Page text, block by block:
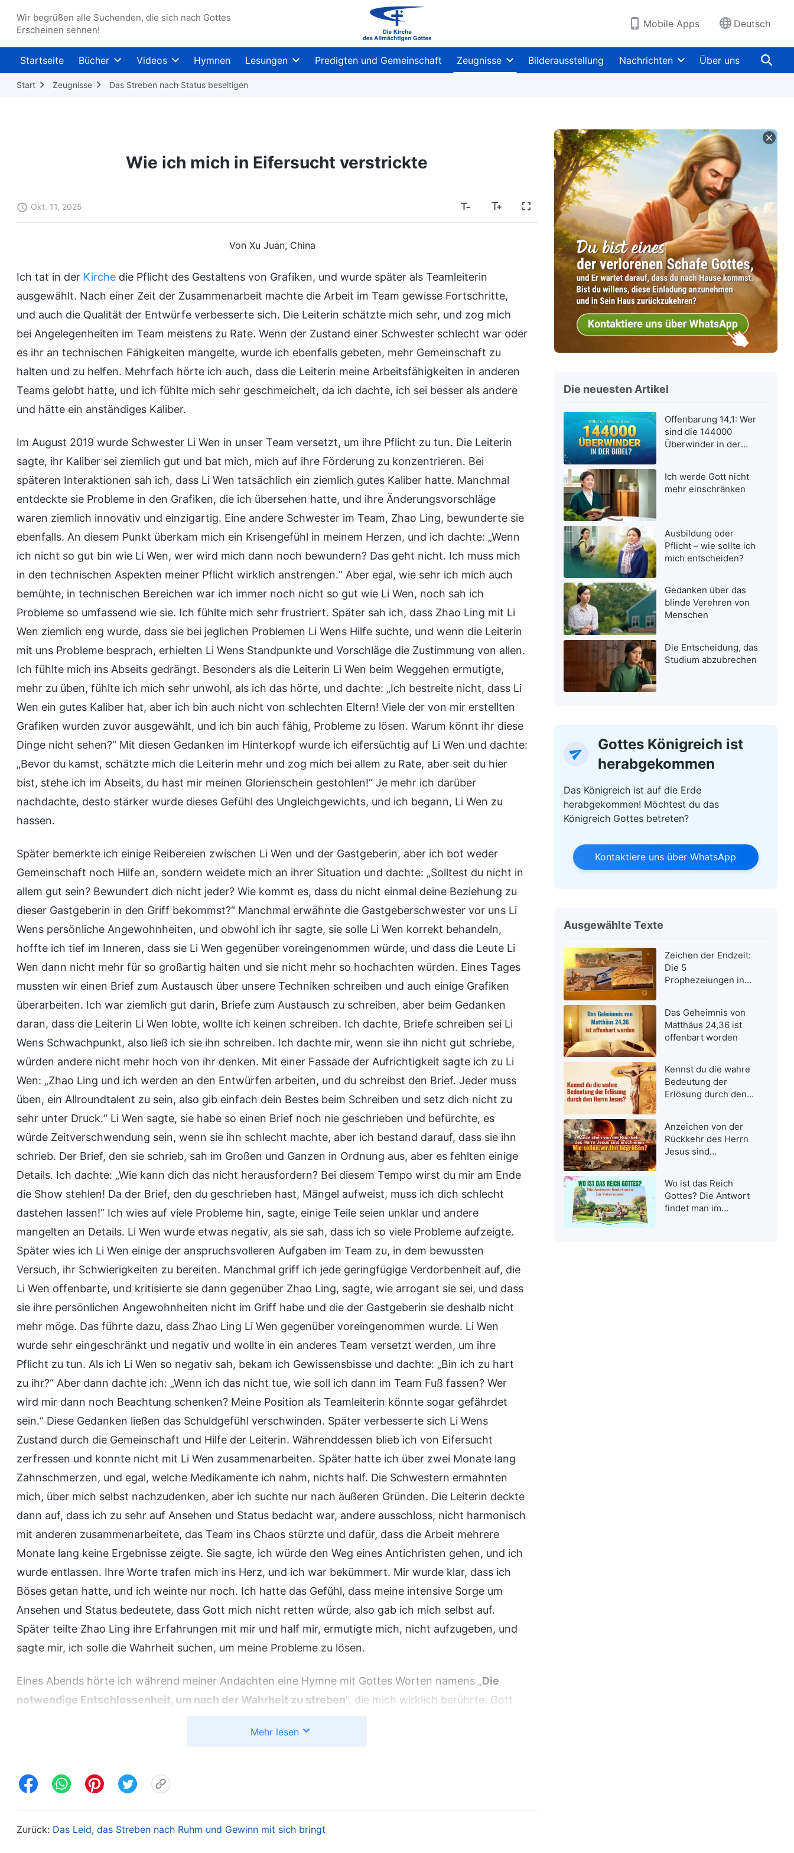
Wir begrüßen alle Suchenden, die sich nach Gottes
Erscheinen sehnen!
Mobile Apps Deutsch
Startseite Bücher Videos Hymnen Lesungen Predigten und Gemeinschaft Zeugnisse Bilderausstellung Nachrichten Über uns
Start Zeugnisse Das Streben nach Status beseitigen
Wie ich mich in Eifersucht verstrickte
Okt. 11, 2025
Von Xu Juan, China
Ich tat in der Kirche die Pflicht des Gestaltens von Grafiken, und wurde später als Teamleiterin
ausgewählt. Nach einer Zeit der Zusammenarbeit machte die Arbeit im Team gewisse Fortschritte,
und auch die Qualität der Entwürfe verbesserte sich. Die Leiterin schätzte mich sehr, und zog mich
bei Angelegenheiten im Team meistens zu Rate. Wenn der Zustand einer Schwester schlecht war oder
es ihr an technischen Fähigkeiten mangelte, wurde ich ebenfalls gebeten, mehr Gemeinschaft zu
halten und zu helfen. Mehrfach hörte ich auch, dass die Leiterin meine Arbeitsfähigkeiten in anderen
Teams gelobt hatte, und ich fühlte mich sehr geschmeichelt, da ich dachte, ich sei besser als andere
und hätte ein anständiges Kaliber.
Im August 2019 wurde Schwester Li Wen in unser Team versetzt, um ihre Pflicht zu tun. Die Leiterin
sagte, ihr Kaliber sei ziemlich gut und bat mich, mich auf ihre Förderung zu konzentrieren. Bei
späteren Interaktionen sah ich, dass Li Wen tatsächlich ein ziemlich gutes Kaliber hatte. Manchmal
entdeckte sie Probleme in den Grafiken, die ich übersehen hatte, und ihre Änderungsvorschläge
waren ziemlich innovativ und einzigartig. Eine andere Schwester im Team, Zhao Ling, bewunderte sie
ebenfalls. An diesem Punkt überkam mich ein Krisengefühl in meinem Herzen, und ich dachte: „Wenn
ich nicht so gut bin wie Li Wen, wer wird mich dann noch bewundern? Das geht nicht. Ich muss mich
in den technischen Aspekten meiner Pflicht wirklich anstrengen.“ Aber egal, wie sehr ich mich auch
bemühte, in technischen Bereichen war ich immer noch nicht so gut wie Li Wen, noch sah ich
Probleme so umfassend wie sie. Ich fühlte mich sehr frustriert. Später sah ich, dass Zhao Ling mit Li
Wen ziemlich eng wurde, dass sie bei jeglichen Problemen Li Wens Hilfe suchte, und wenn die Leiterin
mit uns Probleme besprach, erhielten Li Wens Standpunkte und Vorschläge die Zustimmung von allen.
Ich fühlte mich ins Abseits gedrängt. Besonders als die Leiterin Li Wen beim Weggehen ermutigte,
mehr zu üben, fühlte ich mich sehr unwohl, als ich das hörte, und dachte: „Ich bestreite nicht, dass Li
Wen ein gutes Kaliber hat, aber ich bin auch nicht von schlechten Eltern! Viele der von mir erstellten
Grafiken wurden zuvor ausgewählt, und ich bin auch fähig, Probleme zu lösen. Warum könnt ihr diese
Dinge nicht sehen?“ Mit diesen Gedanken im Hinterkopf wurde ich eifersüchtig auf Li Wen und dachte:
„Bevor du kamst, schätzte mich die Leiterin mehr und zog mich bei allem zu Rate, aber seit du hier
bist, stehe ich im Abseits, du hast mir meinen Glorienschein gestohlen!“ Je mehr ich darüber
nachdachte, desto stärker wurde dieses Gefühl des Ungleichgewichts, und ich begann, Li Wen zu
hassen.
Später bemerkte ich einige Reibereien zwischen Li Wen und der Gastgeberin, aber ich bot weder
Gemeinschaft noch Hilfe an, sondern weidete mich an ihrer Situation und dachte: „Solltest du nicht in
allem gut sein? Bewundert dich nicht jeder? Wie kommt es, dass du nicht einmal deine Beziehung zu
dieser Gastgeberin in den Griff bekommst?“ Manchmal erwähnte die Gastgeberschwester vor uns Li
Wens persönliche Angewohnheiten, und obwohl ich ihr sagte, sie solle Li Wen korrekt behandeln,
hoffte ich tief im Inneren, dass sie Li Wen gegenüber voreingenommen würde, und dass die Leute Li
Wen dann nicht mehr für so großartig halten und sie nicht mehr so hochachten würden. Eines Tages
mussten wir einen Brief zum Austausch über unsere Techniken schreiben und auch einige Grafiken
überarbeiten. Ich war ziemlich gut darin, Briefe zum Austausch zu schreiben, aber beim Gedanken
daran, dass die Leiterin Li Wen lobte, wollte ich keinen schreiben. Ich dachte, Briefe schreiben sei Li
Wens Schwachpunkt, also ließ ich sie ihn schreiben. Ich dachte mir, wenn sie ihn nicht gut schriebe,
würden andere nicht mehr hoch von ihr denken. Mit einer Fassade der Aufrichtigkeit sagte ich zu Li
Wen: „Zhao Ling und ich werden an den Entwürfen arbeiten, und du schreibst den Brief. Jeder muss
üben, ein Allroundtalent zu sein, also gib einfach dein Bestes beim Schreiben und setz dich nicht zu
sehr unter Druck.“ Li Wen sagte, sie habe so einen Brief noch nie geschrieben und befürchte, es
würde Zeitverschwendung sein, wenn sie ihn schlecht machte, aber ich bestand darauf, dass sie ihn
schrieb. Der Brief, den sie schrieb, sah im Großen und Ganzen in Ordnung aus, aber es fehlten einige
Details. Ich dachte: „Wie kann dich das nicht herausfordern? Bei diesem Tempo wirst du mir am Ende
die Show stehlen! Da der Brief, den du geschrieben hast, Mängel aufweist, muss ich dich schlecht
dastehen lassen!“ Ich wies auf viele Probleme hin, sagte, einige Teile seien unklar und andere
mangelten an Details. Li Wen wurde etwas negativ, als sie sah, dass ich so viele Probleme aufzeigte.
Später wies ich Li Wen einige der anspruchsvolleren Aufgaben im Team zu, in dem bewussten
Versuch, ihr Schwierigkeiten zu bereiten. Manchmal griff ich jede geringfügige Verdorbenheit auf, die
Li Wen offenbarte, und kritisierte sie dann gegenüber Zhao Ling, sagte, wie arrogant sie sei, und dass
sie ihre persönlichen Angewohnheiten nicht im Griff habe und die der Gastgeberin sie deshalb nicht
mehr möge. Das führte dazu, dass Zhao Ling Li Wen gegenüber voreingenommen wurde. Li Wen
wurde sehr eingeschränkt und negativ und wollte in ein anderes Team versetzt werden, um ihre
Pflicht zu tun. Als ich Li Wen so negativ sah, bekam ich Gewissensbisse und dachte: „Bin ich zu hart
zu ihr?“ Aber dann dachte ich: „Wenn ich das nicht tue, wie soll ich dann im Team Fuß fassen? Wer
wird mir dann noch Beachtung schenken? Meine Position als Teamleiterin könnte sogar gefährdet
sein.“ Diese Gedanken ließen das Schuldgefühl verschwinden. Später verbesserte sich Li Wens
Zustand durch die Gemeinschaft und Hilfe der Leiterin. Währenddessen blieb ich von Eifersucht
zerfressen und konnte nicht mit Li Wen zusammenarbeiten. Später hatte ich über zwei Monate lang
Zahnschmerzen, und egal, welche Medikamente ich nahm, nichts half. Die Schwestern ermahnten
mich, über mich selbst nachzudenken, aber ich suchte nur nach äußeren Gründen. Die Leiterin deckte
dann auf, dass ich zu sehr auf Ansehen und Status bedacht war, andere ausschloss, nicht harmonisch
mit anderen zusammenarbeitete, das Team ins Chaos stürzte und dafür, dass die Arbeit mehrere
Monate lang keine Ergebnisse zeigte. Sie sagte, ich würde den Weg eines Antichristen gehen, und ich
wurde entlassen. Ihre Worte trafen mich ins Herz, und ich war bekümmert. Mir wurde klar, dass ich
Böses getan hatte, und ich weinte nur noch. Ich hatte das Gefühl, dass meine intensive Sorge um
Ansehen und Status bedeutete, dass Gott mich nicht retten würde, also gab ich mich selbst auf.
Später teilte Zhao Ling ihre Erfahrungen mit mir und half mir, ermutigte mich, nicht aufzugeben, und
sagte mir, ich solle die Wahrheit suchen, um meine Probleme zu lösen.
Eines Abends hörte ich während meiner Andachten eine Hymne mit Gottes Worten namens „Die
notwendige Entschlossenheit, um nach der Wahrheit zu streben“, die mich wirklich berührte. Gott
in meinem Streben nach der Wahrheit lernen muss – sie wurden von Gott angeordnet. Auch wenn
gegeben hat, diese Lektionen zu lernen. Ich bin Gott dankbar, dass Er diese Situation für mich
zurechtgelegt hat. Ich kann meinen Entschluss, Gott zu folgen und die Wahrheit zu erlangen, nicht
aufgeben. Würde ich ihn aufgeben, wäre es dasselbe, als würde ich Satan nachgeben, mich selbst
ruinieren und Gott verraten.‘ Das ist die Art von Entschlossenheit, die du haben musst
Mehr lesen
Zurück: Das Leid, das Streben nach Ruhm und Gewinn mit sich bringt
Die neuesten Artikel
Offenbarung 14,1: Wer
sind die 144000
Überwinder in der
Ich werde Gott nicht
mehr einschränken
Ausbildung oder
Pflicht – wie sollte ich
mich entscheiden?
Gedanken über das
blinde Verehren von
Menschen
Die Entscheidung, das
Studium abzubrechen
Gottes Königreich ist
herabgekommen
Das Königreich ist auf die Erde
herabgekommen! Möchtest du das
Königreich Gottes betreten?
Kontaktiere uns über WhatsApp
Ausgewählte Texte
Zeichen der Endzeit:
Die 5
Prophezeiungen in
Herrn Jesus wurden
erfüllt
Das Geheimnis von
Matthäus 24,36 ist
offenbart worden
Kennst du die wahre
Bedeutung der
Erlösung durch den
Anzeichen von der
Rückkehr des Herrn
Jesus sind
begrüßen?
Wo ist das Reich
Gottes? Die Antwort
findet man im